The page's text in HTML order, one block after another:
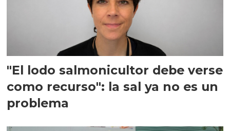
"El lodo salmonicultor debe verse
como recurso": la sal ya no es un
problema